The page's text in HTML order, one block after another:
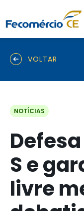
VOLTAR
NOTÍCIAS
S e
livre